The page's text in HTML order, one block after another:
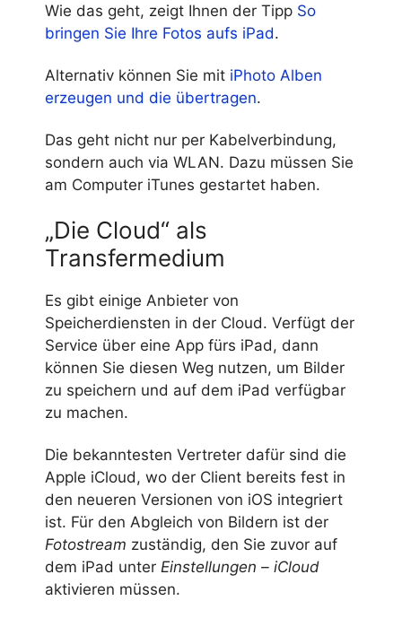
Wie das geht, zeigt Ihnen der Tipp So
bringen Sie Ihre Fotos aufs iPad.
Alternativ können Sie mit iPhoto Alben
erzeugen und die übertragen.
Das geht nicht nur per Kabelverbindung,
sondern auch via WLAN. Dazu müssen Sie
am Computer iTunes gestartet haben.
„Die Cloud“ als
Transfermedium
Es gibt einige Anbieter von
Speicherdiensten in der Cloud. Verfügt der
Service über eine App fürs iPad, dann
können Sie diesen Weg nutzen, um Bilder
zu speichern und auf dem iPad verfügbar
zu machen.
Die bekanntesten Vertreter dafür sind die
Apple iCloud, wo der Client bereits fest in
den neueren Versionen von iOS integriert
ist. Für den Abgleich von Bildern ist der
Fotostream zuständig, den Sie zuvor auf
dem iPad unter Einstellungen – iCloud
aktivieren müssen.